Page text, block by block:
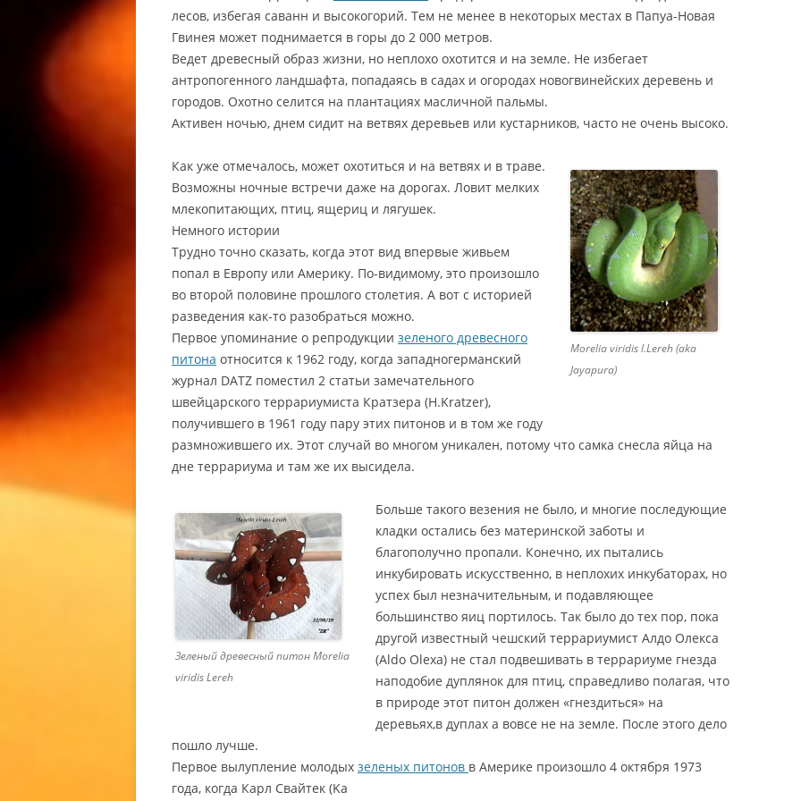
КОРМЛЕНИЕ ЭУБЛЕФАРА /
КОРМЛЕНИЕ ЛЕОПАРДОВЫХ
ГЕККОНОВ / КОРМЛЕНИЕ
EUBLEPHARIS MACULARIUS /
LEOPARD GECKO FEEDING
ЛЕОПАРДОВЫХ ГЕККОНОВ /
LEOPARD GECKO MORPHS /
ЛЕОПАРДОВЫЙ ГЕККОН МОРФЫ
LEUCISTIC «MURPHY
PATTERNLESS» / EUBLEPHARIS
MACULARIUS «MURPHY
PATTERNLESS» MORPH /
LEUCISTIC «MURPHY
PATTERNLESS» LEOPARD GECKO
ЭУБЛЕФАР БЕЛЬ АЛЬБИНО /
ЛЕОПАРДОВЫЙ ГЕККОН МОРФЫ
BELL ALBINO / EUBLEPHARIS
MORPH / BELL ALBINO LEOPARD
GECKO
ЭУБЛЕФАР ВАЙТ ЭНД ЕЛЛОУ /
ЛЕОПАРДОВЫЙ ГЕККОН МОРФЫ
W&Y (WHITE AND YELLOW) /
EUBLEPHARIS MACULARIUS WHITE
& YELLOW / W&Y LEOPARD
GECKO
ЛЕОПАРДОВЫЙ ГЕККОН МОРФЫ
РАЗВЕДЕНИЕ ЛЕОПАРДОВЫХ
ГЕККОНОВ / LEOPARD GECKO
BREEDING / EUBLEPHARIS
MACULARIUS BREEDING
РЕСНИЧНЫЙ БАНАНОЕД /
РЕСНИТЧАТЫЙ БАНАНОЕД КИЕВ
КУПИТЬ KIEV
СОДЕРЖАНИЕ ЭУБЛЕФАРА /
СОДЕРЖАНИЕ ЛЕОПАРДОВОГО
ВИДЫ ЭУБЛЕФАРОВ
(EUBLEPHARIS) / ПЯТНИСТЫЙ
ЭУБЛЕФАР / ЛЕОПАРДОВЫЙ
ЭУБЛЕФАР / ЛЕОПАРДОВЫЙ
ГЕККОН / ИРАНСКИЙ ЭУБЛЕФАР
/ EUBLEPHARIS / EUBLEPHARIS
ANGRAMAINYU
лесов, избегая саванн и высокогорий. Тем не менее в некоторых местах в Папуа-Новая
Гвинея может поднимается в горы до 2 000 метров.
Ведет древесный образ жизни, но неплохо охотится и на земле. Не избегает
антропогенного ландшафта, попадаясь в садах и огородах новогвинейских деревень и
городов. Охотно селится на плантациях масличной пальмы.
Активен ночью, днем сидит на ветвях деревьев или кустарников, часто не очень высоко.
Morelia viridis l.Lereh (aka
Jayapura)
Как уже отмечалось, может охотиться и на ветвях и в траве.
Возможны ночные встречи даже на дорогах. Ловит мелких
млекопитающих, птиц, ящериц и лягушек.
Немного истории
Трудно точно сказать, когда этот вид впервые живьем
попал в Европу или Америку. По-видимому, это произошло
во второй половине прошлого столетия. А вот с историей
разведения как-то разобраться можно.
Первое упоминание о репродукции зеленого древесного
питона относится к 1962 году, когда западногерманский
журнал DATZ поместил 2 статьи замечательного
швейцарского террариумиста Кратзера (H.Kratzer),
получившего в 1961 году пару этих питонов и в том же году
размножившего их. Этот случай во многом уникален, потому что самка снесла яйца на
дне террариума и там же их высидела.
Зеленый древесный питон Morelia
viridis Lereh
Больше такого везения не было, и многие последующие
кладки остались без материнской заботы и
благополучно пропали. Конечно, их пытались
инкубировать искусственно, в неплохих инкубаторах, но
успех был незначительным, и подавляющее
большинство яиц портилось. Так было до тех пор, пока
другой известный чешский террариумист Алдо Олекса
(Aldo Olexa) не стал подвешивать в террариуме гнезда
наподобие дуплянок для птиц, справедливо полагая, что
в природе этот питон должен «гнездиться» на
деревьях,в дуплах а вовсе не на земле. После этого дело
пошло лучше.
Первое вылупление молодых зеленых питонов в Америке произошло 4 октября 1973
года, когда Карл Свайтек (Ka